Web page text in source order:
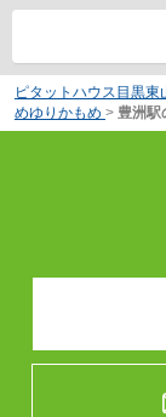
ピタットハウス目黒東
めゆりかもめ > 豊洲駅